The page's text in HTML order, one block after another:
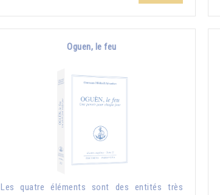
Oguen, le feu
Les quatre éléments sont des entités très